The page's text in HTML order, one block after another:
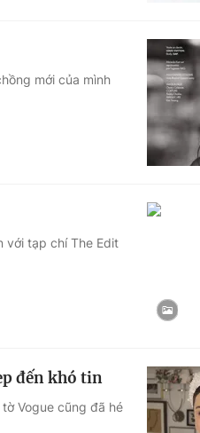
mới của mình
với tạp chí The Edit
đến khó tin
Vogue cũng đã hé